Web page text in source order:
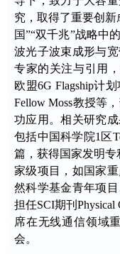
究，取得了重要创
国”“双千兆”战略中
波光子波束成形与
专家的关注与引用
欧盟6G Flagship计
Fellow Moss教授等
功应用。相关研究
包括中国科学院1区
篇，获得国家发明专
家级项目，如国家
然科学基金青年项
担任SCI期刊
席在无线通信领域
会。